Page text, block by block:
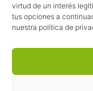
virtud de un interés
tus opciones a
nuestra política de
online que utilizo y,
una comisión sin
Esas comisiones
las inscripciones a
Siempre escribo